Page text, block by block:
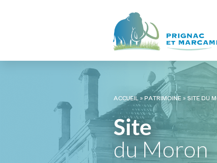
ACCUEIL»PATRIMOINE» SITE DU
Site
du Moron